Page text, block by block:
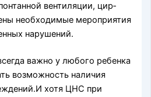
вентиляции, цир­
необходимые мероприя­тия
нарушений.
важно у любого ре­бенка
возможность нали­чия
хотя ЦНС при